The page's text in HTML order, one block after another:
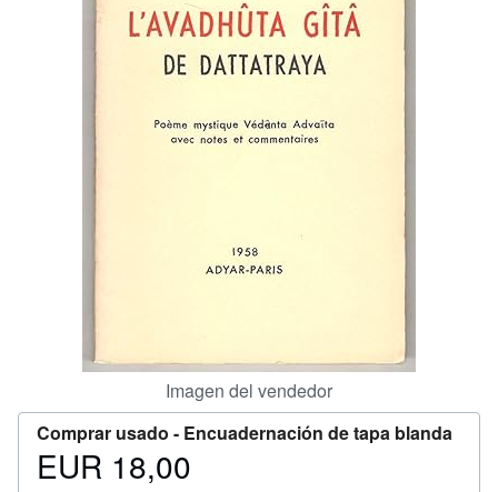
CERRAR
Imagen del vendedor
Comprar usado - Encuadernación de tapa blanda
Precio
EUR 18,00